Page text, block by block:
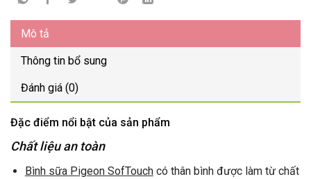
Mô tả
Thông tin bổ sung
Đánh giá (0)
Đặc điểm nổi bật của sản phẩm
Chất liệu an toàn
Bình sữa Pigeon SofTouchcó thân bình được làm từ chất